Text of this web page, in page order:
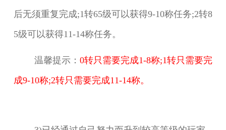
后无须重复完成;1转65级可以获得9-10称任务;2转8
5级可以获得11-14称任务。
温馨提示： 0转只需要完成1-8称;1转只需要完
成9-10称;2转只需要完成11-14称。